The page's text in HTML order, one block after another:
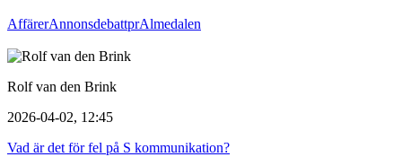
AffärerAnnonsdebattprAlmedalen
Rolf van den Brink
2026-04-02, 12:45
Vad är det för fel på S kommunikation?